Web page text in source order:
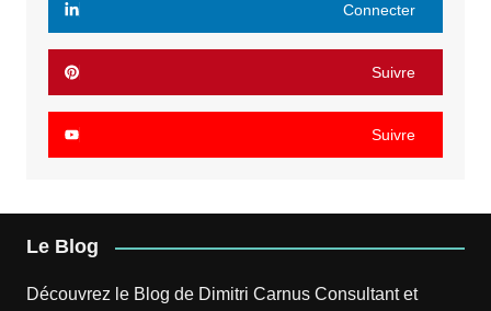
Connecter
Suivre
Suivre
Le Blog
Découvrez le Blog de Dimitri CarnusConsultant et